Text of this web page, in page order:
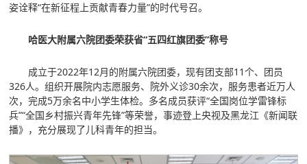
姿诠释“在新征程上贡献青春力量”的时代号召。
哈医大附属六院团委荣获省“五四红旗团委”称号
成立于2022年12月的附属六院团委，现有团支部11个、团员
326人。组织开展院内志愿服务、院外义诊30余次，服务患者近万人
次，完成5万余名中小学生体检。多名成员获评“全国岗位学雷锋标
兵”“全国乡村振兴青年先锋”等荣誉，事迹登上央视及黑龙江《新闻联
播》，充分展现了儿科青年的担当。